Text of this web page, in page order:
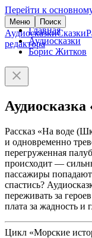
Перейти к
Меню Поиск
АудиосказкиСказки
редактора
Главная
Аудиосказки
Борис Житков
Рассказ «На воде
и одновременно
перегруженная
происходит —
пассажиры
спастись?
переживать за
плата за жадность и
Цикл «Морские